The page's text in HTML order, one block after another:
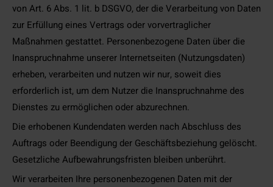
von Art. 6 Abs. 1 lit. b DSGVO, der die Verarbeitung von Daten
zur Erfüllung eines Vertrags oder vorvertraglicher
Maßnahmen gestattet. Personenbezogene Daten über die
Inanspruchnahme unserer Internetseiten (Nutzungsdaten)
erheben, verarbeiten und nutzen wir nur, soweit dies
erforderlich ist, um dem Nutzer die Inanspruchnahme des
Dienstes zu ermöglichen oder abzurechnen.
Die erhobenen Kundendaten werden nach Abschluss des
Auftrags oder Beendigung der Geschäftsbeziehung gelöscht.
Gesetzliche Aufbewahrungsfristen bleiben unberührt.
Wir verarbeiten Ihre personenbezogenen Daten mit der